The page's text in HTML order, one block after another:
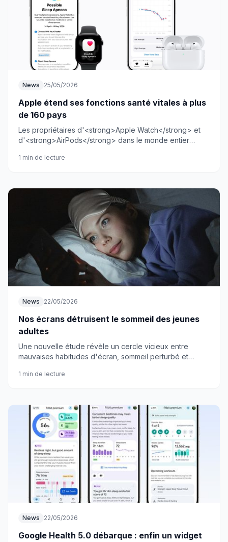
News 25/05/2026
Apple étend ses fonctions santé vitales à plus
de 160 pays
Les propriétaires d'<strong>Apple Watch</strong> et
d'<strong>AirPods</strong> dans le monde entier
fonctionnalités de santé d'Apple. Un déploiement massif
1 min de lecture
News 22/05/2026
Nos écrans détruisent le sommeil des jeunes
adultes
Une nouvelle étude révèle un cercle vicieux entre
mauvaises habitudes d'écran, sommeil perturbé et
ils en train de ruiner notre santé mentale ?
1 min de lecture
News 22/05/2026
Google Health 5.0 débarque : enfin un widget